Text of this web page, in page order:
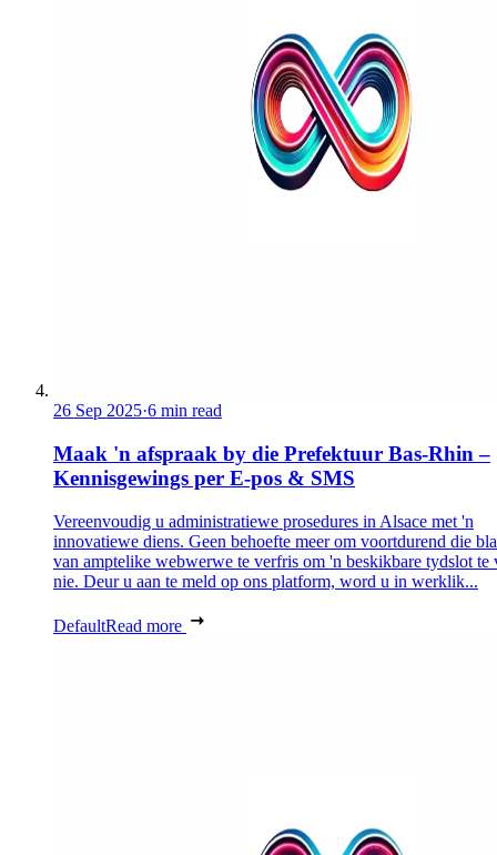
26 Sep 2025·6 min read
Maak 'n afspraak by die Prefektuur Bas-Rhin –
Kennisgewings per E-pos & SMS
Vereenvoudig u administratiewe prosedures in Alsace met 'n
innovatiewe diens. Geen behoefte meer om voortdurend die
van amptelike webwerwe te verfris om 'n beskikbare tydslot te
nie. Deur u aan te meld op ons platform, word u in werklik...
DefaultRead more